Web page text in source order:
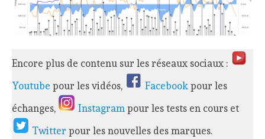
Encore plus de contenu sur les réseaux sociaux :
Youtube pour les vidéos, Facebookpour les
échanges,
Instagrampour les tests en cours et
Twitterpour les nouvelles des marques.